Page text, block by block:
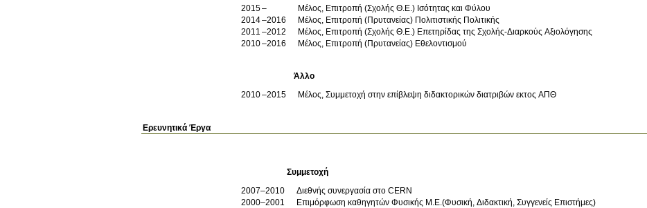
2015
Μέλος, Επιτροπή (Σχολής Θ.Ε.) Ισότητας και Φύλου
2014
2016
Μέλος, Επιτροπή (Πρυτανείας) Πολιτιστικής Πολιτικής
2011
2012
Μέλος, Επιτροπή (Σχολής Θ.Ε.) Επετηρίδας της Σχολής-Διαρκούς Αξιολόγησης
2010
2016 Μέλος, Επιτροπή (Πρυτανείας) Εθελοντισμού
Άλλο
2010
2015 Μέλος, Συμμετοχή στην επίβλεψη διδακτορικών διατριβών εκτος ΑΠΘ
Ερευνητικά Έργα
Συμμετοχή
2007–2010
Διεθνής συνεργασία στο CERN
2000–2001
Επιμόρφωση καθηγητών Φυσικής Μ.Ε.(Φυσική, Διδακτική, Συγγενείς Επιστήμες)